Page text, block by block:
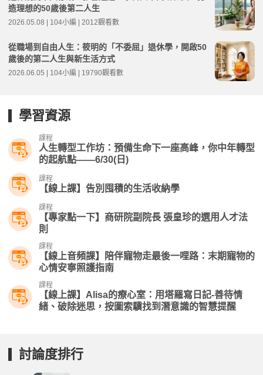
造理想的50歲後第二人生
2026.05.08 | 104小編 | 2012觀看數
從職場到自由人生：筱明的「不委屈」退休學，開啟50
歲後的第二人生與新生活方式
2026.06.05 | 104小編 | 19790觀看數
學習資源
課程
人生轉型工作坊：預備生命下一座高峰，你中年轉型
的起航點——6/30(日)
課程
【線上課】告別囤積的生活收納學
課程
【專家點一下】商研院副院長 張皇珍的選用人才法
則
課程
【線上音頻課】陪伴寵物走最後一哩路：末期寵物的
心情安寧照護指南
課程
【線上課】Alisa的療心室：用塔羅寫日記-善待情
緒、破除迷思，按圖索驥找到潛意識的智慧提醒
討論度排行